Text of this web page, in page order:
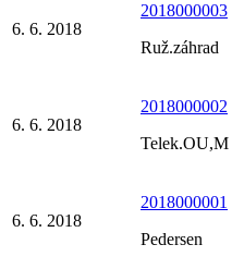
6. 6. 2018
2018000003
Ruž.záhrad
6. 6. 2018
2018000002
Telek.OU,M
6. 6. 2018
2018000001
Pedersen